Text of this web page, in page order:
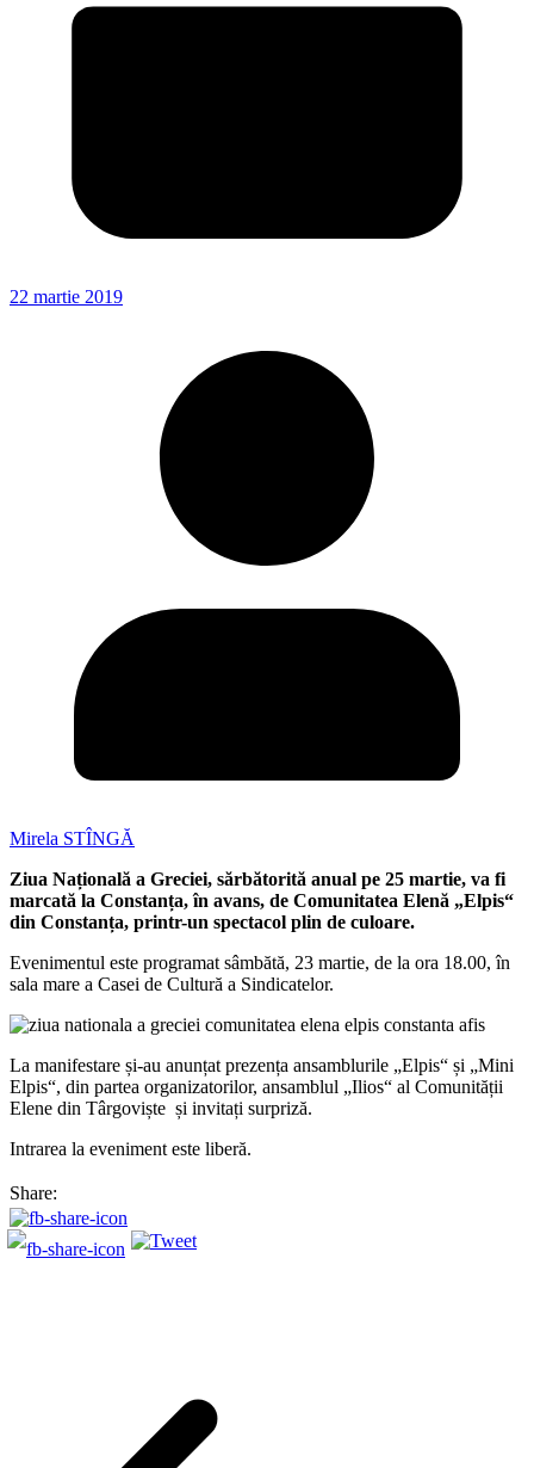
22 martie 2019
Mirela STÎNGĂ
Ziua Națională a Greciei, sărbătorită anual pe 25 martie, va fi
marcată la Constanța, în avans, de Comunitatea Elenă „Elpis“
din Constanța, printr-un spectacol plin de culoare.
Evenimentul este programat sâmbătă, 23 martie, de la ora 18.00, în
sala mare a Casei de Cultură a Sindicatelor.
La manifestare și-au anunțat prezența ansamblurile „Elpis“ și „Mini
Elpis“, din partea organizatorilor, ansamblul „Ilios“ al Comunității
Elene din Târgoviște și invitați surpriză.
Intrarea la eveniment este liberă.
Share: